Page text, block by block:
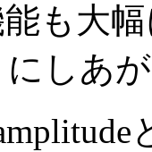
も大
しあ